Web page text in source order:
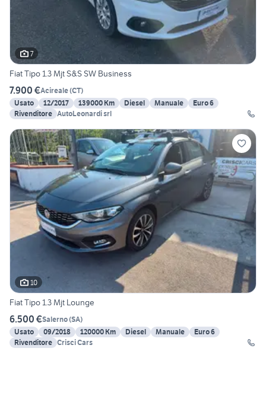
7
Fiat Tipo 1.3 Mjt S&S SW Business
7.900 €Acireale(CT)
Usato
12/2017 139000 Km Diesel Manuale
Euro 6
Rivenditore AutoLeonardi srl
10
Fiat Tipo 1.3 Mjt Lounge
6.500 €Salerno(SA)
Usato
09/2018 120000 Km Diesel Manuale
Euro 6
Rivenditore Crisci Cars